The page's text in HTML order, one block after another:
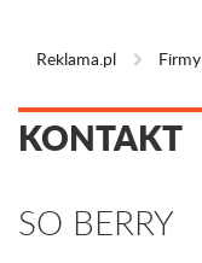
Reklama.pl Firmy
KONTAKT
SO BERRY